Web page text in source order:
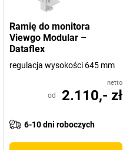
Ramię do monitora
Viewgo Modular –
Dataflex
regulacja wysokości 645 mm
netto
od 2.110,- zł
6-10 dni roboczych